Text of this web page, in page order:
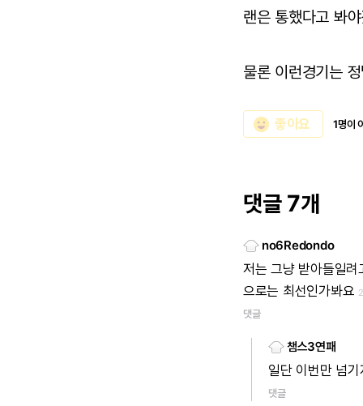
랜은 통했다고 봐
물론 이런경기는
emoji_emotions 좋아요 1명이
댓글 7개
no6Redondo
저는 그냥 받아들일
으로는 최선인가봐요
댓글
챔스3연패
일단 이번만 넘
댓글